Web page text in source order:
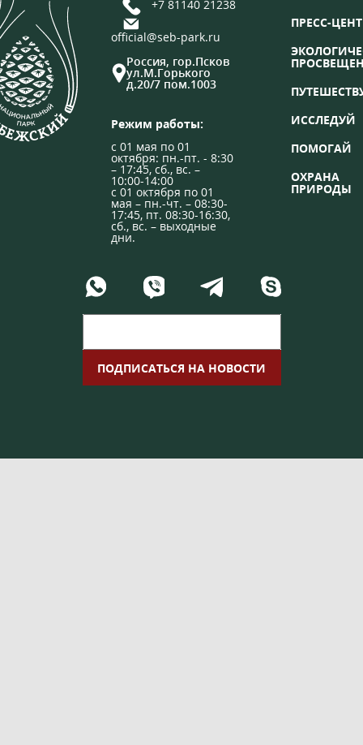
+7 81140 21238
official@seb-park.ru
Россия, гор.Псков
ул.М.Горького
д.20/7 пом.1003
Режим работы:
с 01 мая по 01
октября: пн.-пт. - 8:30
– 17:45, сб., вс. –
10:00-14:00
с 01 октября по 01
мая – пн.-чт. – 08:30-
17:45, пт. 08:30-16:30,
сб., вс. – выходные
дни.
ПРЕСС-
ИССЛЕДУЙ
ПОМОГАЙ
ОХРАНА
ПРИРОДЫ